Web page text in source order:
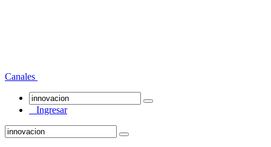
Canales
Ingresar